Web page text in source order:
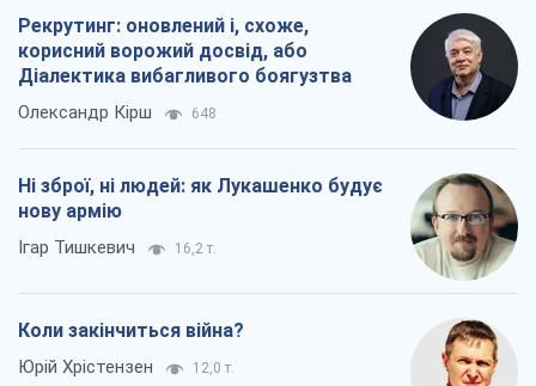
Рекрутинг: оновлений і, схоже,
корисний ворожий досвід, або
Діалектика вибагливого боягузтва
Олександр Кірш 648
Ні зброї, ні людей: як Лукашенко будує
нову армію
Ігар Тишкевич 16,2 т.
Коли закінчиться війна?
Юрій Хрістензен 12,0 т.